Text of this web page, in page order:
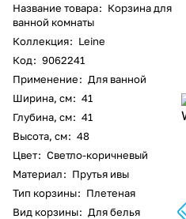
Название товара: Корзина для
ванной комнаты
Коллекция: Leine
Код: 9062241
Применение: Для ванной
Ширина, см: 41
Глубина, см: 41
Высота, см: 48
Цвет: Светло-коричневый
Материал: Прутья ивы
Тип корзины: Плетеная
Вид корзины: Для белья